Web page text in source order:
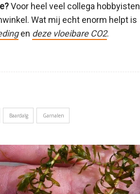
Voor heel veel collega hobbyisten
Wat mij echt enorm helpt is
en deze vloeibare CO2.
Baardalg Garnalen